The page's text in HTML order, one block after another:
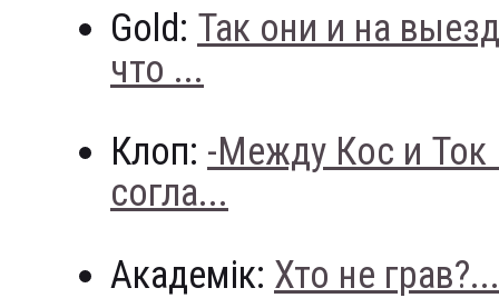
Gold: Так они и на
что ...
Клоп: -Между Кос и
согла...
Академік: Хто не грав?...